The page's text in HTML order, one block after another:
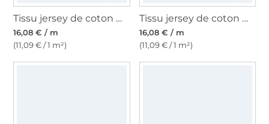
Tissu jersey de coton maille tricot fin ethno, vert
16,08 € / m
(11,09 € / 1 m²)
Tissu jersey de coton maille tricot fin zebra, crème
16,08 € / m
(11,09 € / 1 m²)